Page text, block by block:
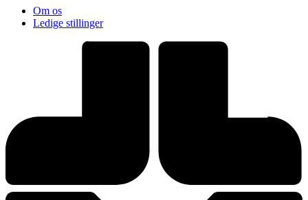
Om os
Ledige stillinger